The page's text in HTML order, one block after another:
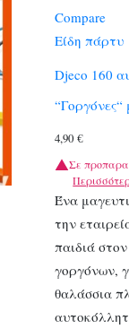
Compare
Είδη πάρτυ
Djeco 160
4,90€
Σε
Ένα
την
παιδιά
γοργόνων,
θαλάσσια